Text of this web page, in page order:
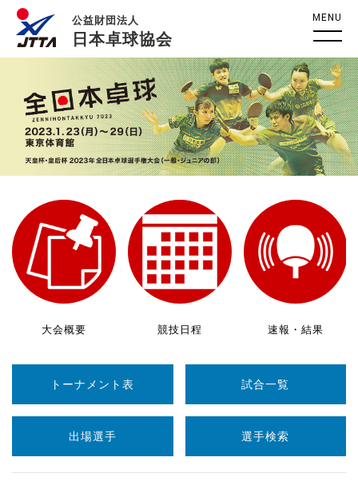
公益財団法人
日本卓球協会
MENU
大会概要 競技日程 速報・結果
トーナメント表 試合一覧
出場選手 選手検索